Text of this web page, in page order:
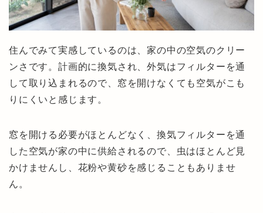
住んでみて実感しているのは、家の中の空気のクリー
ンさです。計画的に換気され、外気はフィルターを通
して取り込まれるので、窓を開けなくても空気がこも
りにくいと感じます。
窓を開ける必要がほとんどなく、換気フィルターを通
した空気が家の中に供給されるので、虫はほとんど見
かけませんし、花粉や黄砂を感じることもありませ
ん。